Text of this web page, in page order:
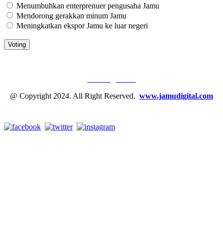
Menumbuhkan enterprenuer pengusaha Jamu
Mendorong gerakkan minum Jamu
Meningkatkan ekspor Jamu ke luar negeri
@ Copyright 2024. All Right Reserved. www.jamudigital.com